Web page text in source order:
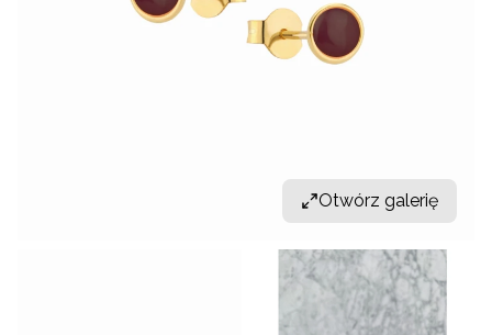
Otwórz galerię